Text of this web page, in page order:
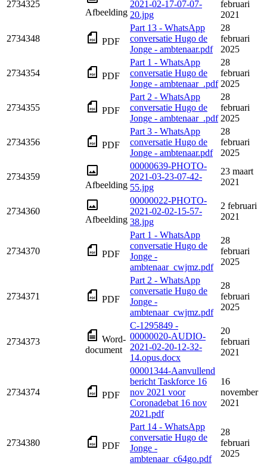
2734325
Afbeelding
2021-02-17-07-07-
20.jpg
februari
2021
2734348 PDF
Part 13 - WhatsApp
conversatie Hugo de
Jonge - ambtenaar.pdf
28
februari
2025
2734354 PDF
Part 1 - WhatsApp
conversatie Hugo de
Jonge - ambtenaar_.pdf
28
februari
2025
2734355 PDF
Part 2 - WhatsApp
conversatie Hugo de
Jonge - ambtenaar_.pdf
28
februari
2025
2734356 PDF
Part 3 - WhatsApp
conversatie Hugo de
Jonge - ambtenaar.pdf
28
februari
2025
2734359
Afbeelding
00000639-PHOTO-
2021-03-23-07-42-
55.jpg
23 maart
2021
2734360
Afbeelding
00000022-PHOTO-
2021-02-02-15-57-
38.jpg
2 februari
2021
2734370 PDF
Part 1 - WhatsApp
conversatie Hugo de
Jonge -
ambtenaar_cwjmz.pdf
28
februari
2025
2734371 PDF
Part 2 - WhatsApp
conversatie Hugo de
Jonge -
ambtenaar_cwjmz.pdf
28
februari
2025
2734373
Word-
document
C-1295849 -
00000020-AUDIO-
2021-02-20-12-32-
14.opus.docx
20
februari
2021
2734374 PDF
00001344-Aanvullend
bericht Taskforce 16
nov 2021 voor
Coronadebat 16 nov
2021.pdf
16
november
2021
2734380 PDF
Part 14 - WhatsApp
conversatie Hugo de
Jonge -
ambtenaar_c64go.pdf
28
februari
2025